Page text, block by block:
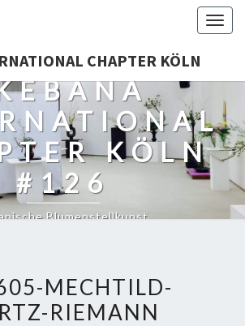
CHAPTER KÖLN
KÖLN
#126
Blumenstellkunst
MECHTILD-
RIEMANN